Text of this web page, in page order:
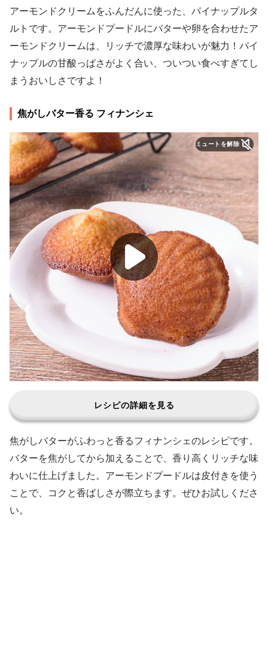
アーモンドクリームをふんだんに使った、パイナップルタ
ルトです。アーモンドプードルにバターや卵を合わせたア
ーモンドクリームは、リッチで濃厚な味わいが魅力！パイ
ナップルの甘酸っぱさがよく合い、ついつい食べすぎてし
まうおいしさですよ！
焦がしバター香る フィナンシェ
ミュートを解除
レシピの詳細を見る
焦がしバターがふわっと香るフィナンシェのレシピです。
バターを焦がしてから加えることで、香り高くリッチな味
わいに仕上げました。アーモンドプードルは皮付きを使う
ことで、コクと香ばしさが際立ちます。ぜひお試しくださ
い。